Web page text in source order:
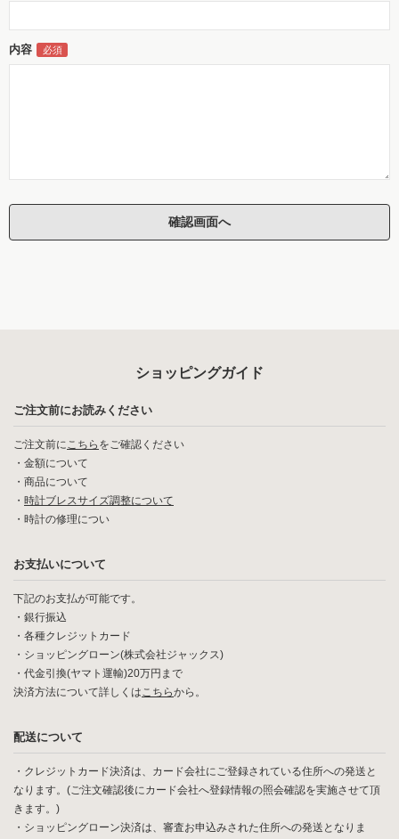
内容
ショッピングガイド
ご注文前にお読みください
ご注文前にこちら をご確認ください
・ 金額について
・ 商品について
・ 時計ブレスサイズ調整について
・ 時計の修理につい
お支払いについて
下記のお支払が可能です。
・銀行振込
・各種クレジットカード
・ショッピングローン(株式会社ジャックス)
・代金引換(ヤマト運輸)20万円まで
決済方法について詳しくはこちらから。
配送について
・クレジットカード決済は、カード会社にご登録されている住所への発送と
なります。(ご注文確認後にカード会社へ登録情報の照会確認を実施させて頂
きます。)
・ショッピングローン決済は、審査お申込みされた住所への発送となりま